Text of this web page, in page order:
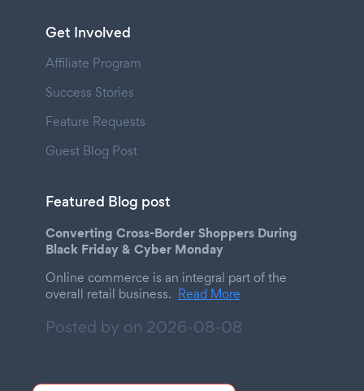
Get Involved
Affiliate Program
Success Stories
Feature Requests
Guest Blog Post
Featured Blog post
Converting Cross-Border Shoppers During
Black Friday & Cyber Monday
Online commerce is an integral part of the
overall retail business. Read More
Posted by on 2026-08-08